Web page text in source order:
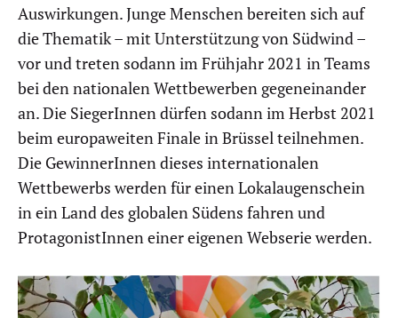
Auswirkungen. Junge Menschen bereiten sich auf
die Thematik – mit Unterstützung von Südwind –
vor und treten sodann im Frühjahr 2021 in Teams
bei den nationalen Wettbewerben gegeneinander
an. Die SiegerInnen dürfen sodann im Herbst 2021
beim europaweiten Finale in Brüssel teilnehmen.
Die GewinnerInnen dieses internationalen
Wettbewerbs werden für einen Lokalaugenschein
in ein Land des globalen Südens fahren und
ProtagonistInnen einer eigenen Webserie werden.